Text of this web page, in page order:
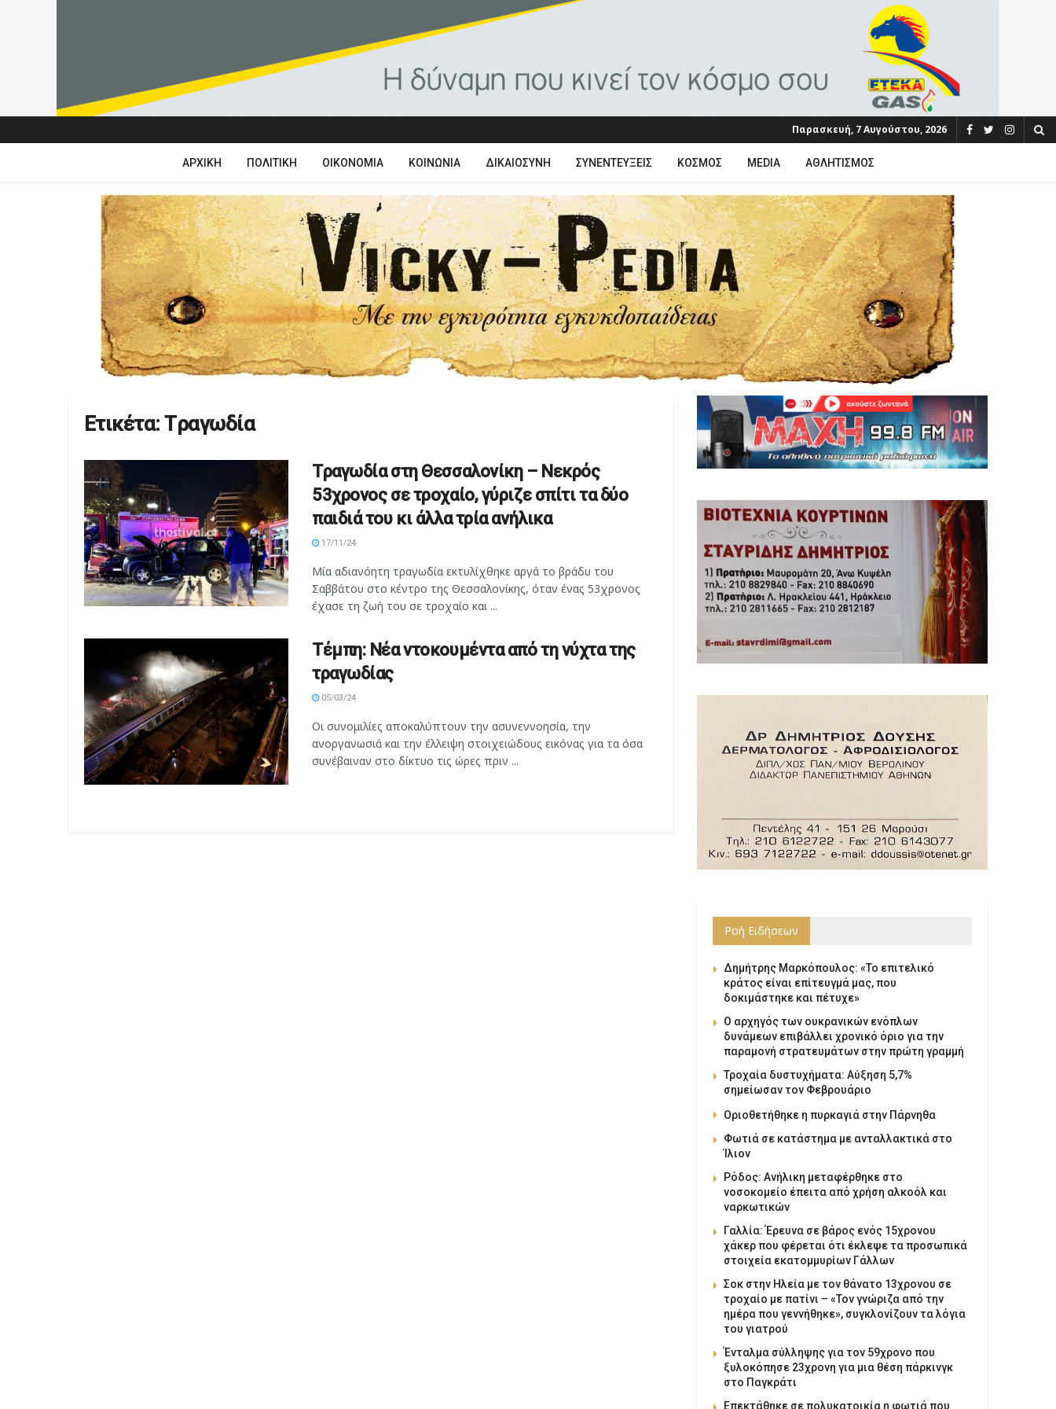
Παρασκευή, 7 Αυγούστου, 2026
ΑΡΧΙΚΉ ΠΟΛΙΤΙΚΉ ΟΙΚΟΝΟΜΊΑ ΚΟΙΝΩΝΊΑ ΔΙΚΑΙΟΣΎΝΗ ΣΥΝΕΝΤΕΎΞΕΙΣ ΚΌΣΜΟΣ MEDIA ΑΘΛΗΤΙΣΜΌΣ
Ετικέτα:Tραγωδία
Tραγωδία στη Θεσσαλονίκη – Νεκρός
53χρονος σε τροχαίο, γύριζε σπίτι τα δύο
παιδιά του κι άλλα τρία ανήλικα
17/11/24
Μία αδιανόητη τραγωδία εκτυλίχθηκε αργά το βράδυ του
Σαββάτου στο κέντρο της Θεσσαλονίκης, όταν ένας 53χρονος
έχασε τη ζωή του σε τροχαίο και ...
Τέμπη: Νέα ντοκουμέντα από τη νύχτα της
τραγωδίας
05/03/24
Οι συνομιλίες αποκαλύπτουν την ασυνεννοησία, την
ανοργανωσιά και την έλλειψη στοιχειώδους εικόνας για τα όσα
συνέβαιναν στο δίκτυο τις ώρες πριν ...
Ροή Ειδήσεων
Δημήτρης Μαρκόπουλος: «Το επιτελικό
κράτος είναι επίτευγμά μας, που
δοκιμάστηκε και πέτυχε»
Ο αρχηγός των ουκρανικών ενόπλων
δυνάμεων επιβάλλει χρονικό όριο για την
παραμονή στρατευμάτων στην πρώτη γραμμή
Τροχαία δυστυχήματα: Αύξηση 5,7%
σημείωσαν τον Φεβρουάριο
Οριοθετήθηκε η πυρκαγιά στην Πάρνηθα
Φωτιά σε κατάστημα με ανταλλακτικά στο
Ίλιον
Ρόδος: Ανήλικη μεταφέρθηκε στο
νοσοκομείο έπειτα από χρήση αλκοόλ και
ναρκωτικών
Γαλλία: Έρευνα σε βάρος ενός 15χρονου
χάκερ που φέρεται ότι έκλεψε τα προσωπικά
στοιχεία εκατομμυρίων Γάλλων
Σοκ στην Ηλεία με τον θάνατο 13χρονου σε
τροχαίο με πατίνι – «Τον γνώριζα από την
ημέρα που γεννήθηκε», συγκλονίζουν τα λόγια
του γιατρού
Ένταλμα σύλληψης για τον 59χρονο που
ξυλοκόπησε 23χρονη για μια θέση πάρκινγκ
στο Παγκράτι
Επεκτάθηκε σε πολυκατοικία η φωτιά που